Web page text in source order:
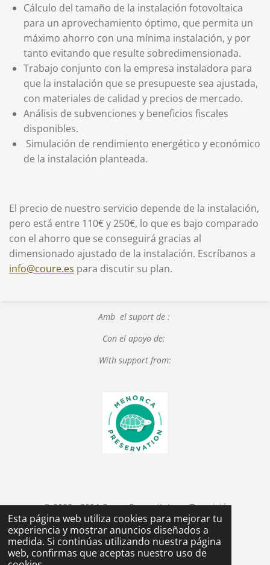
Esta página web utiliza cookies para mejorar tu
experiencia y mostrar anuncios diseñados a
medida. Si continúas utilizando nuestra página
web, confirmas que aceptas nuestro uso de
Cálculo del tamaño de la instalación fotovoltaica
para un aprovechamiento óptimo, que permita un
máximo ahorro con una mínima instalación, y por
tanto evitando que resulte sobredimensionada.
Trabajo conjunto con la empresa instaladora para
que la instalación que se presupueste sea ajustada,
con materiales de calidad y precios de mercado.
Análisis de subvenciones y beneficios fiscales
disponibles.
Simulación de rendimiento energético y económico
de la instalación planteada.
El precio de nuestro servicio depende de la instalación,
pero está entre 110€ y 250€, lo que es bajo comparado
con el ahorro que se conseguirá gracias al
dimensionado ajustado de la instalación. Escríbanos a
info@coure.es para discutir su plan.
Amb el suport de :
Con el apoyo de:
With support from:
© 2023 - 2024 Coure Comunitats en Transició